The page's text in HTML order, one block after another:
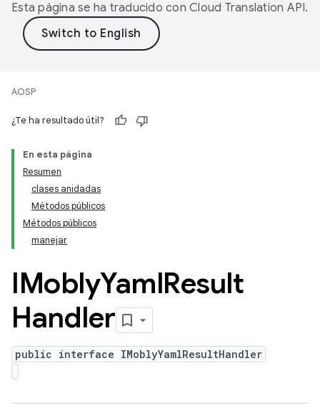
Esta página se ha traducido con Cloud Translation API.
AOSP
¿Te ha resultado útil?
En esta página
Resumen
clases anidadas
Métodos públicos
Métodos públicos
manejar
IMoblyYamlResult
Handler
public interface IMoblyYamlResultHandler